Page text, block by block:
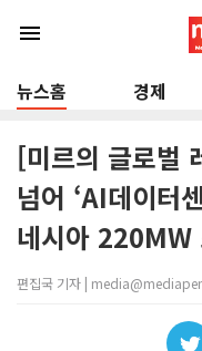
menu
뉴스홈 경제
[미르의 글로벌
넘어 ‘AI데이터
네시아 220MW
편집국 기자 |